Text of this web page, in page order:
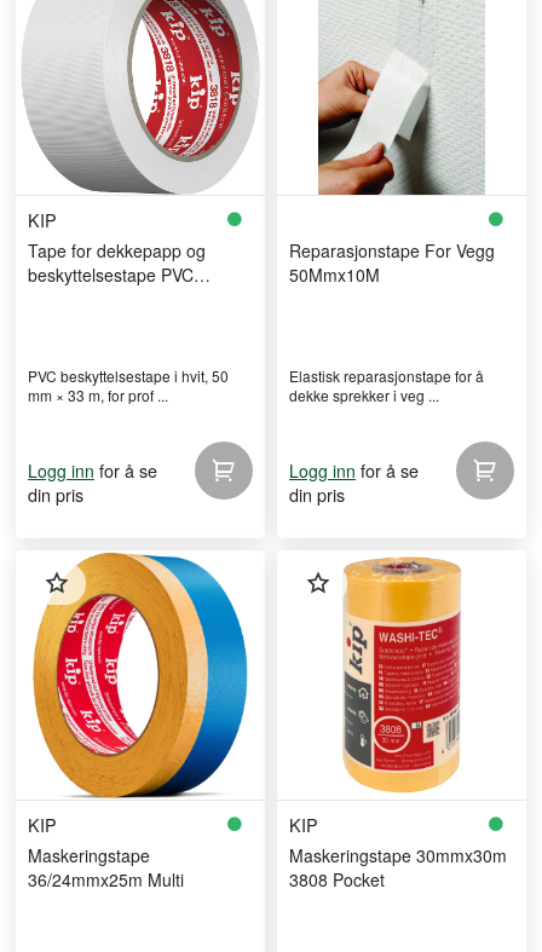
KIP
Tape for dekkepapp og
beskyttelsestape PVC
PVC beskyttelsestape i hvit, 50
mm × 33 m, for prof ...
Logg inn for å se
din pris
Reparasjonstape For Vegg
50Mmx10M
Elastisk reparasjonstape for å
dekke sprekker i veg ...
Logg inn for å se
din pris
KIP
Maskeringstape
36/24mmx25m Multi
KIP
Maskeringstape 30mmx30m
3808 Pocket